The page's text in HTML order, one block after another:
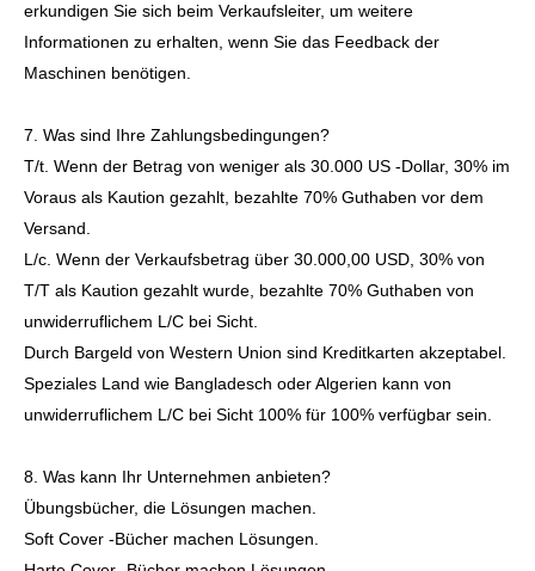
erkundigen Sie sich beim Verkaufsleiter, um weitere
Informationen zu erhalten, wenn Sie das Feedback der
Maschinen benötigen.
7. Was sind Ihre Zahlungsbedingungen?
T/t. Wenn der Betrag von weniger als 30.000 US -Dollar, 30% im
Voraus als Kaution gezahlt, bezahlte 70% Guthaben vor dem
Versand.
L/c. Wenn der Verkaufsbetrag über 30.000,00 USD, 30% von
T/T als Kaution gezahlt wurde, bezahlte 70% Guthaben von
unwiderruflichem L/C bei Sicht.
Durch Bargeld von Western Union sind Kreditkarten akzeptabel.
Speziales Land wie Bangladesch oder Algerien kann von
unwiderruflichem L/C bei Sicht 100% für 100% verfügbar sein.
8. Was kann Ihr Unternehmen anbieten?
Übungsbücher, die Lösungen machen.
Soft Cover -Bücher machen Lösungen.